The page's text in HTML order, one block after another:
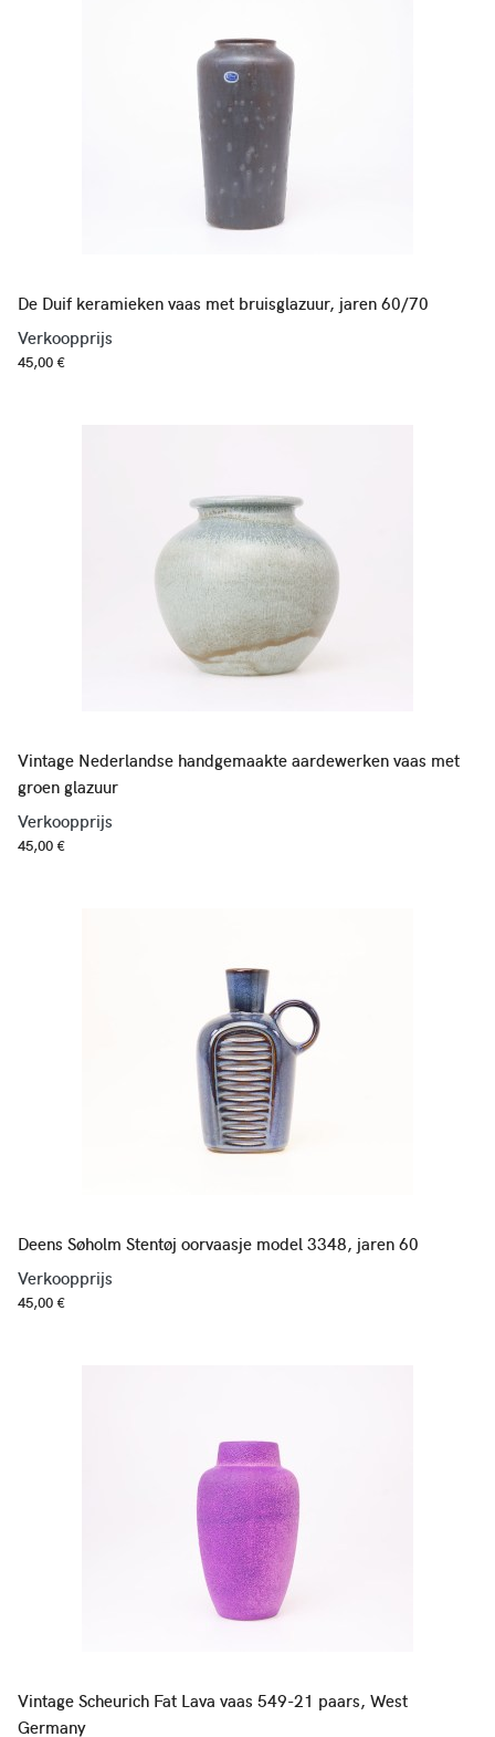
De Duif keramieken vaas met bruisglazuur, jaren 60/70
Verkoopprijs
45,00 €
Vintage Nederlandse handgemaakte aardewerken vaas met
groen glazuur
Verkoopprijs
45,00 €
Deens Søholm Stentøj oorvaasje model 3348, jaren 60
Verkoopprijs
45,00 €
Vintage Scheurich Fat Lava vaas 549-21 paars, West
Germany